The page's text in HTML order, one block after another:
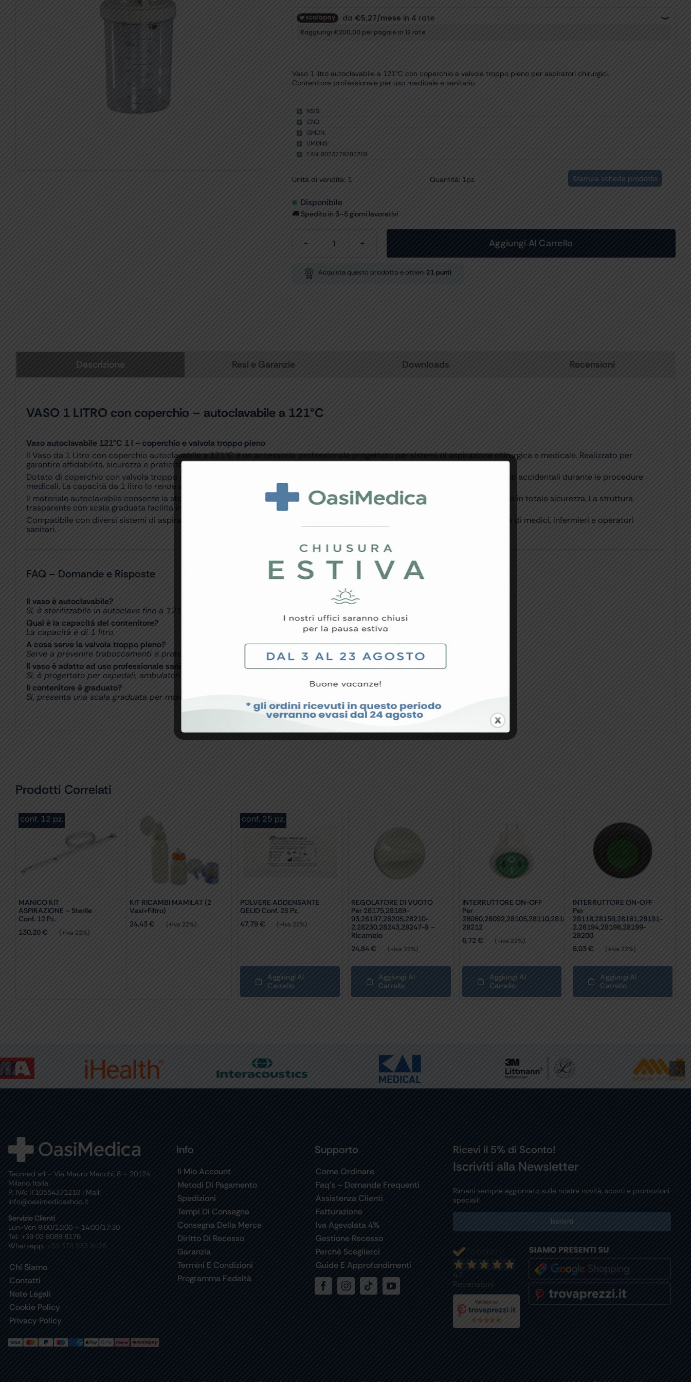
Vaso 1 litro autoclavabile a 121°C con coperchio e valvola troppo pieno per aspiratori chirurgici.
Contenitore professionale per uso medicale e sanitario.
NSIS:
CND:
GMDN:
UMDNS:
EAN: 8023279282269
Unità di vendita: 1 Quantità: 1pz. Stampa scheda prodotto
Disponibile
🚚 Spedito in 3–5 giorni lavorativi
VASO
con
Aggiungi Al Carrello
Acquista questo prodotto e ottieni 21 punti
Descrizione Resi e Garanzie Downloads Recensioni
VASO 1 LITRO con coperchio – autoclavabile a 121°C
Vaso autoclavabile 121°C 1 l – coperchio e valvola troppo pieno
Il Vaso da 1 Litro con coperchio autoclavabile a 121°C è un accessorio professionale progettato per sistemi di aspirazione chirurgica e medicale. Realizzato per
garantire affidabilità, sicurezza e praticità d’uso, è ideale per l’utilizzo in ambito ospedaliero, ambulatoriale e clinico.
Dotato di coperchio con valvola troppo pieno, il vaso contribuisce a proteggere il sistema di aspirazione evitando traboccamenti accidentali durante le procedure
medicali. La capacità da 1 litro lo rende adatto alla raccolta di liquidi e secrezioni in numerose applicazioni sanitarie.
Il materiale autoclavabile consente la sterilizzazione fino a 121°C, assicurando elevati standard igienici e la possibilità di riutilizzo in totale sicurezza. La struttura
trasparente con scala graduata facilita inoltre il controllo del livello dei liquidi raccolti durante l’utilizzo.
Compatibile con diversi sistemi di aspirazione chirurgica, rappresenta una soluzione pratica e resistente per il lavoro quotidiano di medici, infermieri e operatori
sanitari.
FAQ – Domande e Risposte
Il vaso è autoclavabile?
Sì, è sterilizzabile in autoclave fino a 121°C.
Qual è la capacità del contenitore?
La capacità è di 1 litro.
A cosa serve la valvola troppo pieno?
Serve a prevenire traboccamenti e proteggere il sistema di aspirazione.
Il vaso è adatto ad uso professionale sanitario?
Sì, è progettato per ospedali, ambulatori e studi medici.
Il contenitore è graduato?
Sì, presenta una scala graduata per monitorare il livello dei liquidi.
Prodotti Correlati
conf. 12 pz.
MANICO KIT
ASPIRAZIONE – Sterile
Conf. 12 Pz.
130,20€ (+iva 22%)
KIT RICAMBI MAMILAT (2
Vasi+filtro)
24,43€ (+iva 22%)
conf. 25 pz.
POLVERE ADDENSANTE
GELID Conf. 25 Pz.
47,79€ (+iva 22%)
Aggiungi Al
Carrello
REGOLATORE DI VUOTO
Per 28175,28189-
93,28197,28205,28210-
2,28230,28243,28247-8 –
Ricambio
24,84€ (+iva 22%)
Aggiungi Al
Carrello
INTERRUTTORE ON-OFF
Per
28060,28092,28105,28110,28189,28209-
28212
6,72 € (+iva 22%)
Aggiungi Al
Carrello
INTERRUTTORE ON-OFF
Per
28118,28159,28161,28191-
2,28194,28196,28199-
28200
8,03€ (+iva 22%)
Aggiungi Al
Carrello
Tecmed srl – Via Mauro Macchi, 8 – 20124
Milano, Italia
P. IVA: IT10554371210 | Mail:
info@oasimedicashop.it
Servizio Clienti
Lun-Ven 9:00/13:00 – 14:00/17:30
Tel: +39 02 8089 8176
Whatsapp: +39 375 933 8426
Chi Siamo
Contatti
Note Legali
Cookie Policy
Privacy Policy
Info
Il Mio Account
Metodi Di Pagamento
Spedizioni
Tempi Di Consegna
Consegna Della Merce
Diritto Di Recesso
Garanzia
Termini E Condizioni
Programma Fedeltà
Supporto
Come Ordinare
Faq’s – Domande Frequenti
Assistenza Clienti
Fatturazione
Iva Agevolata 4%
Gestione Recesso
Perchè Sceglierci
Guide E Approfondimenti
Ricevi il 5% di Sconto!
Iscriviti alla Newsletter
Rimani sempre aggiornato sulle nostre novità, sconti e promozioni
speciali!
Iscriviti
47
Recensioni